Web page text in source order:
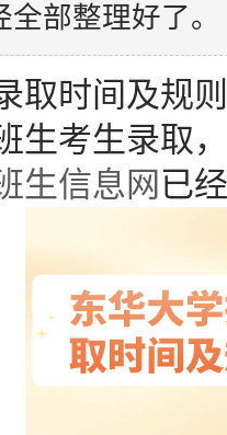
部整理好了。
取时间及规
生考生录取
生信息网 已